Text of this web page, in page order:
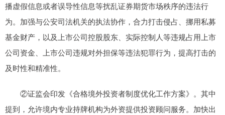
播虚假信息或者误导性信息等扰乱证券期货市场秩序的违法行
为。加强与公安司法机关的执法协作，合力打击侵占、挪用私募
基金财产，以及上市公司控股股东、实际控制人等违规占用上市
公司资金、上市公司违规对外担保等违法犯罪行为，提高打击的
及时性和精准性。
②证监会印发《合格境外投资者制度优化工作方案》。其中
提到，允许境内专业持牌机构为外资提供投资顾问服务。加快出